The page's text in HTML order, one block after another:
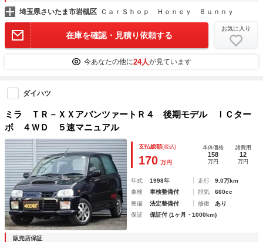
埼玉県さいたま市岩槻区 ＣａｒＳｈｏｐ Ｈｏｎｅｙ Ｂｕｎｎｙ
在庫を確認・見積り依頼する
お気に入り
今あなたの他に24人が見ています
ダイハツ
ミラ ＴＲ－ＸＸアバンツァートＲ４ 後期モデル ＩＣター
ボ ４ＷＤ ５速マニュアル
支払総額(税込)
170 万円
本体価格
158
万円
諸費用
12
万円
年式 1998年 走行
9.0万km
車検
車検整備付 排気
660cc
整備
法定整備付 修復
あり
保証
保証付 (1ヶ月・1000km)
販売店保証